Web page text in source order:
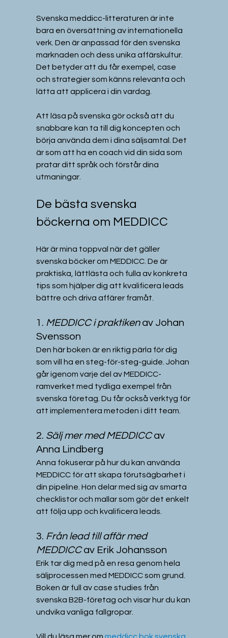
Svenska meddicc-litteraturen är inte
bara en översättning av internationella
verk. Den är anpassad för den svenska
marknaden och dess unika affärskultur.
Det betyder att du får exempel, case
och strategier som känns relevanta och
lätta att applicera i din vardag.
Att läsa på svenska gör också att du
snabbare kan ta till dig koncepten och
börja använda dem i dina säljsamtal. Det
är som att ha en coach vid din sida som
pratar ditt språk och förstår dina
utmaningar.
De bästa svenska
böckerna om MEDDICC
Här är mina toppval när det gäller
svenska böcker om MEDDICC. De är
praktiska, lättlästa och fulla av konkreta
tips som hjälper dig att kvalificera leads
bättre och driva affärer framåt.
1. MEDDICC i praktiken av Johan
Svensson
Den här boken är en riktig pärla för dig
som vill ha en steg-för-steg-guide. Johan
går igenom varje del av MEDDICC-
ramverket med tydliga exempel från
svenska företag. Du får också verktyg för
att implementera metoden i ditt team.
2. Sälj mer med MEDDICC av
Anna Lindberg
Anna fokuserar på hur du kan använda
MEDDICC för att skapa förutsägbarhet i
din pipeline. Hon delar med sig av smarta
checklistor och mallar som gör det enkelt
att följa upp och kvalificera leads.
3. Från lead till affär med
MEDDICC av Erik Johansson
Erik tar dig med på en resa genom hela
säljprocessen med MEDDICC som grund.
Boken är full av case studies från
svenska B2B-företag och visar hur du kan
undvika vanliga fallgropar.